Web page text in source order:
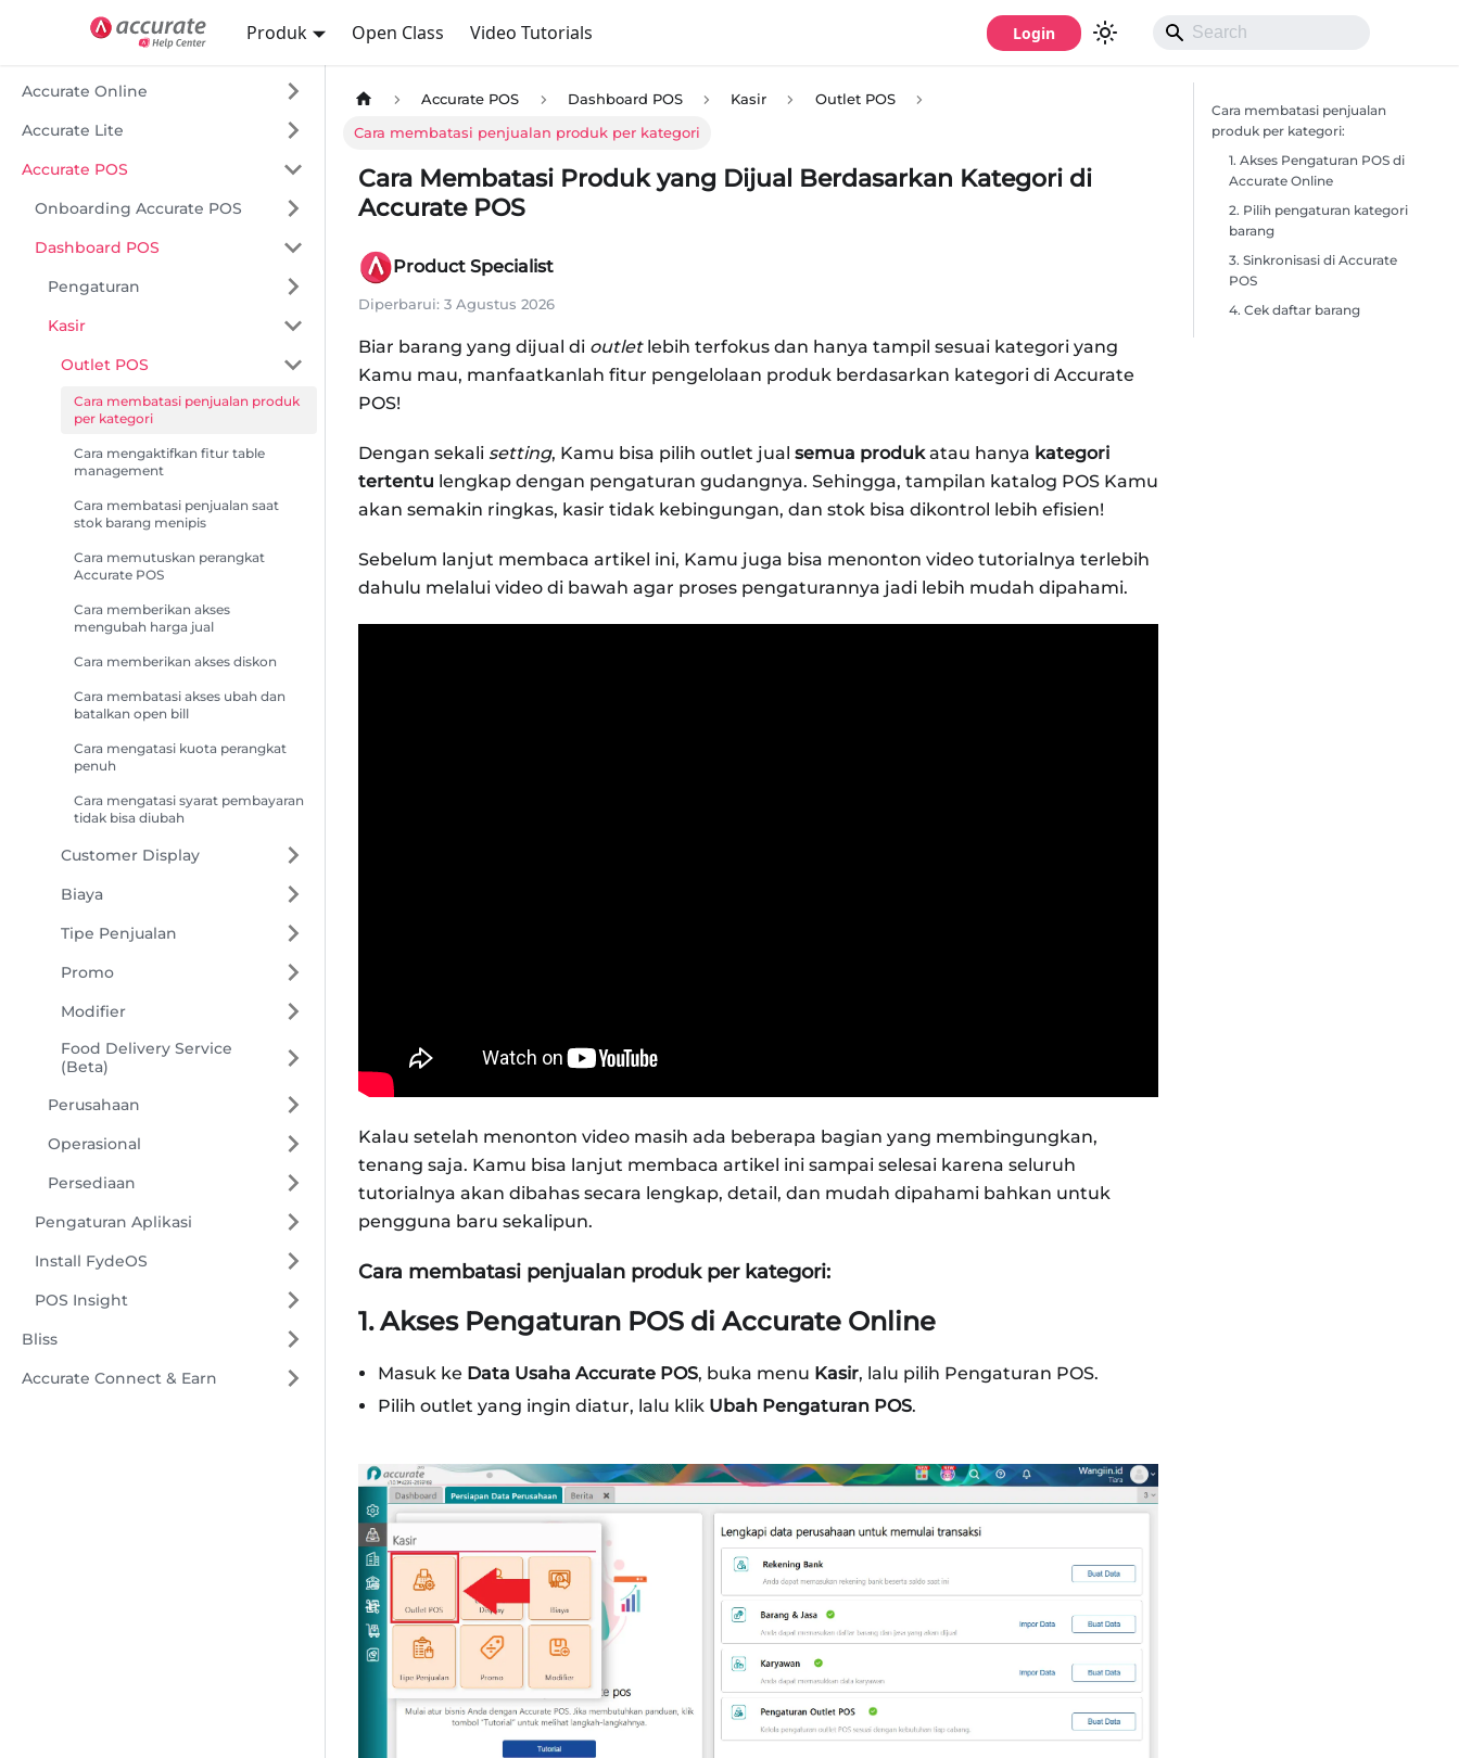
Produk Open Class Video Tutorials Login
Accurate Online
Accurate Lite
Accurate POS
Onboarding Accurate POS
Dashboard POS
Pengaturan
Kasir
Outlet POS
Cara membatasi penjualan produk
per kategori
Cara mengaktifkan fitur table
management
Cara membatasi penjualan saat
stok barang menipis
Cara memutuskan perangkat
Accurate POS
Cara memberikan akses
mengubah harga jual
Cara memberikan akses diskon
Cara membatasi akses ubah dan
batalkan open bill
Cara mengatasi kuota perangkat
penuh
Cara mengatasi syarat pembayaran
tidak bisa diubah
Customer Display
Biaya
Tipe Penjualan
Promo
Modifier
Food Delivery Service
(Beta)
Perusahaan
Operasional
Persediaan
Pengaturan Aplikasi
Install FydeOS
POS Insight
Bliss
Accurate Connect & Earn
Accurate POS Dashboard POS Kasir Outlet POS
Cara membatasi penjualan produk per kategori
Cara Membatasi Produk yang Dijual Berdasarkan Kategori di
Accurate POS
Product Specialist
Diperbarui: 3 Agustus 2026
Biar barang yang dijual di outletlebih terfokus dan hanya tampil sesuai kategori yang
Kamu mau, manfaatkanlah fitur pengelolaan produk berdasarkan kategori di Accurate
POS!
Dengan sekali setting, Kamu bisa pilih outlet jual semua produkatau hanya kategori
tertentu lengkap dengan pengaturan gudangnya. Sehingga, tampilan katalog POS Kamu
akan semakin ringkas, kasir tidak kebingungan, dan stok bisa dikontrol lebih efisien!
Sebelum lanjut membaca artikel ini, Kamu juga bisa menonton video tutorialnya terlebih
dahulu melalui video di bawah agar proses pengaturannya jadi lebih mudah dipahami.
Kalau setelah menonton video masih ada beberapa bagian yang membingungkan,
tenang saja. Kamu bisa lanjut membaca artikel ini sampai selesai karena seluruh
tutorialnya akan dibahas secara lengkap, detail, dan mudah dipahami bahkan untuk
pengguna baru sekalipun.
Cara membatasi penjualan produk per kategori:
1. Akses Pengaturan POS di Accurate Online
Masuk ke Data Usaha Accurate POS, buka menu Kasir, lalu pilih Pengaturan POS.
Pilih outlet yang ingin diatur, lalu klik Ubah Pengaturan POS.
Cara membatasi penjualan
produk per kategori:
1. Akses Pengaturan POS di
Accurate Online
2. Pilih pengaturan kategori
barang
3. Sinkronisasi di Accurate
POS
4. Cek daftar barang